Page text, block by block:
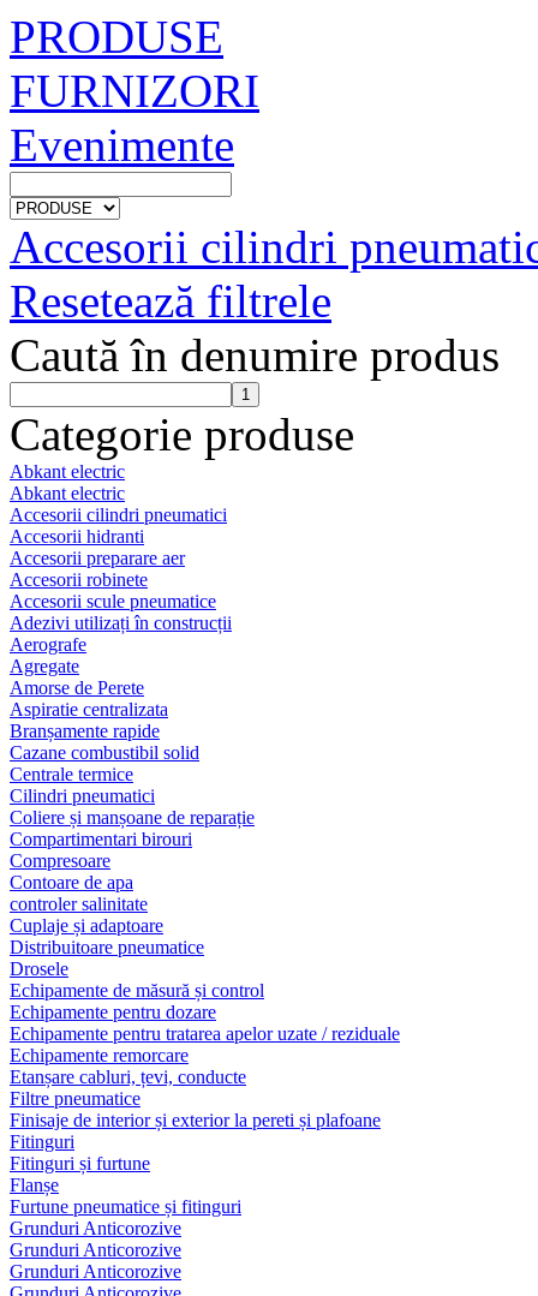
PRODUSE
FURNIZORI
Evenimente
Accesorii cilindri
Resetează filtrele
Caută în denumire produs
Categorie produse
Abkant electric
Abkant electric
Accesorii cilindri pneumatici
Accesorii hidranti
Accesorii preparare aer
Accesorii robinete
Accesorii scule pneumatice
Adezivi utilizați în construcții
Aerografe
Agregate
Amorse de Perete
Aspiratie centralizata
Branșamente rapide
Cazane combustibil solid
Centrale termice
Cilindri pneumatici
Coliere și manșoane de reparație
Compartimentari birouri
Compresoare
Contoare de apa
controler salinitate
Cuplaje și adaptoare
Distribuitoare pneumatice
Drosele
Echipamente de măsură și control
Echipamente pentru dozare
Echipamente pentru tratarea apelor uzate / reziduale
Echipamente remorcare
Etanșare cabluri, țevi, conducte
Filtre pneumatice
Finisaje de interior și exterior la pereti și plafoane
Fitinguri
Fitinguri și furtune
Flanșe
Furtune pneumatice și fitinguri
Grunduri Anticorozive
Grunduri Anticorozive
Grunduri Anticorozive